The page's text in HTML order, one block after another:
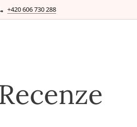
+420 606 730 288
Recenze